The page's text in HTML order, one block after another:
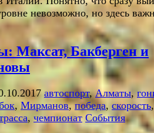
невозможно, но здесь
Максат, Бакберген и
автоспорт,Алматы,
, Мирманов,победа, скорость,
, чемпионат События